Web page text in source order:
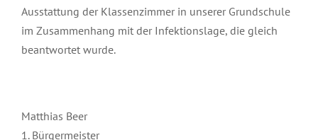
Ausstattung der Klassenzimmer in unserer Grundschule
im Zusammenhang mit der Infektionslage, die gleich
beantwortet wurde.
Matthias Beer
1. Bürgermeister